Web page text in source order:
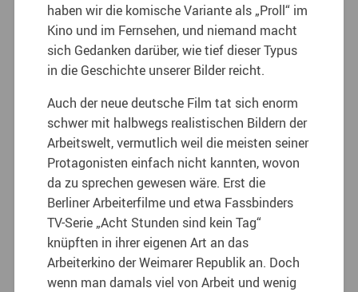
haben wir die komische Variante als „Proll“ im
Kino und im Fernsehen, und niemand macht
sich Gedanken darüber, wie tief dieser Typus
in die Geschichte unserer Bilder reicht.
Auch der neue deutsche Film tat sich enorm
schwer mit halbwegs realistischen Bildern der
Arbeitswelt, vermutlich weil die meisten seiner
Protagonisten einfach nicht kannten, wovon
da zu sprechen gewesen wäre. Erst die
Berliner Arbeiterfilme und etwa Fassbinders
TV-Serie „Acht Stunden sind kein Tag“
knüpften in ihrer eigenen Art an das
Arbeiterkino der Weimarer Republik an. Doch
wenn man damals viel von Arbeit und wenig